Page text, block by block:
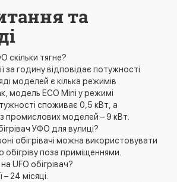
та
скільки тягне?
за годину відповідає потужності
моделей є кілька режимів
модель ECO Mini у режимі
споживає 0,5 кВт, а
промислових моделей – 9 кВт.
УФО для вулиці?
обігрівачі можна використовувати
обігріву поза приміщеннями.
UFO обігрівач?
– 24 місяці.